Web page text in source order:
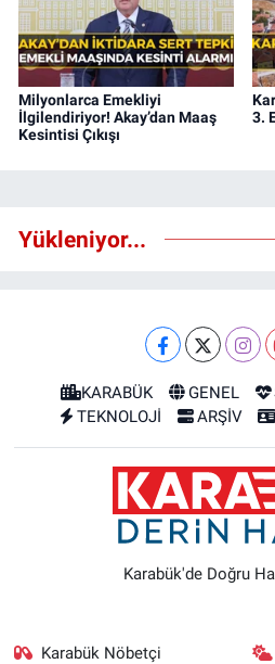
Milyonlarca Emekliyi
İlgilendiriyor! Akay’dan Maaş
Kesintisi Çıkışı
3.
Yükleniyor...
KARABÜK GENEL
TEKNOLOJİ
ARŞİV
Karabük'de Doğru
Karabük Nöbetçi